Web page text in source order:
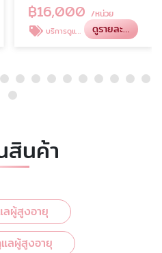
฿16,000 /หน่วย
บริการดูแลผู้สูงอายุ ตามบ้าน ดูรายละเอียด
สินค้า
ผู้สูงอายุ
ลผู้สูงอายุ